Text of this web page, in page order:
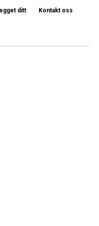
ditt
Kontakt oss